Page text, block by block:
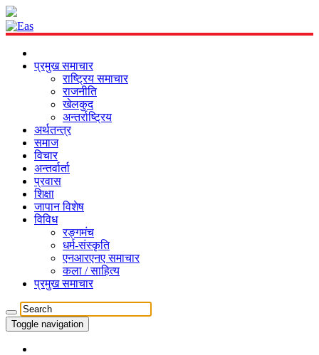
प्रमुख समाचार
राष्ट्रिय समाचार
राजनीति
खेलकुद
अन्तर्राष्ट्रिय
अर्थतन्त्र
समाज
विचार
अन्तर्वार्ता
प्रवास
शिक्षा
जापान विशेष
विविध
रङ्गमंच
धर्म-संस्कृति
एनआरएनए समाचार
कला / साहित्य
प्रमुख समाचार
Toggle navigation